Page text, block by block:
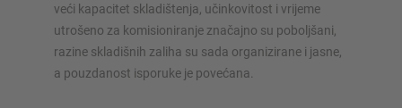
veći kapacitet skladištenja, učinkovitost i vrijeme
utrošeno za komisioniranje značajno su poboljšani,
razine skladišnih zaliha su sada organizirane i jasne,
a pouzdanost isporuke je povećana.